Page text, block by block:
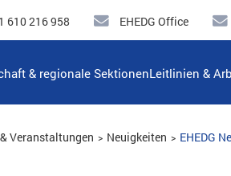
610 216 958 EHEDG Office
& regionale SektionenLeitlinien &
Veranstaltungen Neuigkeiten EHEDG